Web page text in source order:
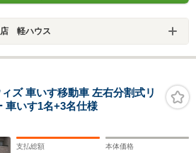
店 軽ハウス
ズ 車いす移動車 左右分割式リ
いす1名+3名仕様
支払総額 本体価格